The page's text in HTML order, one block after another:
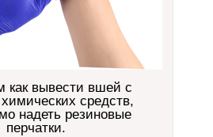
как вывести вшей с
средств,
надеть резиновые
перчатки.